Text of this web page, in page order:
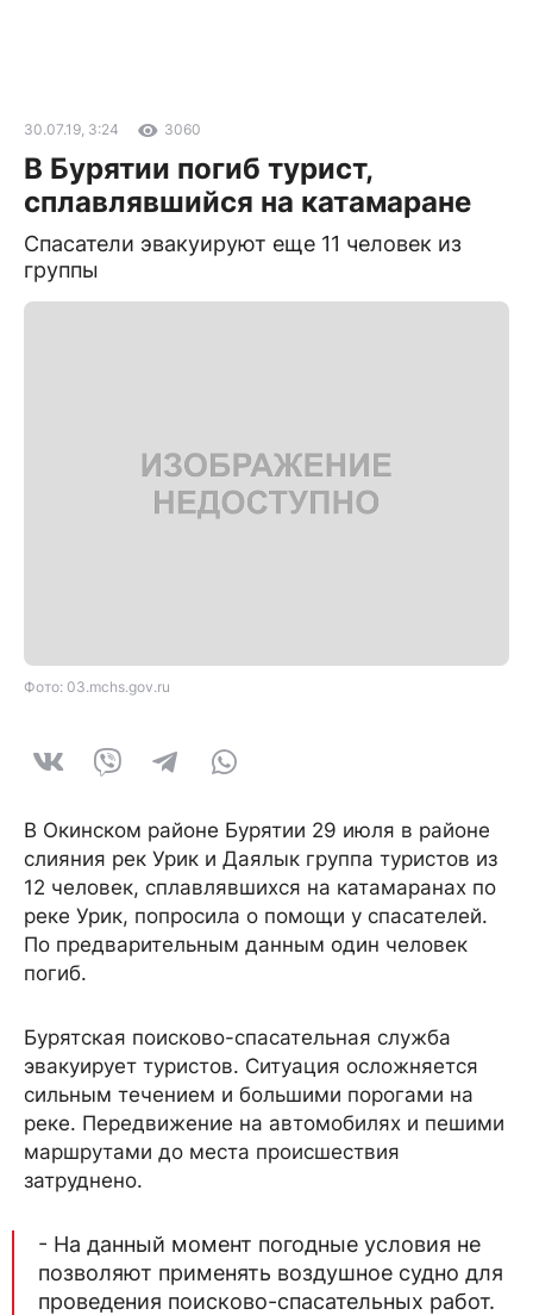
30.07.19, 3:24 3060
В Бурятии погиб турист,
сплавлявшийся на катамаране
Спасатели эвакуируют еще 11 человек из
группы
Фото: 03.mchs.gov.ru
В Окинском районе Бурятии 29 июля в районе
слияния рек Урик и Даялык группа туристов из
12 человек, сплавлявшихся на катамаранах по
реке Урик, попросила о помощи у спасателей.
По предварительным данным один человек
погиб.
Бурятская поисково-спасательная служба
эвакуирует туристов. Ситуация осложняется
сильным течением и большими порогами на
реке. Передвижение на автомобилях и пешими
маршрутами до места происшествия
затруднено.
- На данный момент погодные условия не
позволяют применять воздушное судно для
проведения поисково-спасательных работ.